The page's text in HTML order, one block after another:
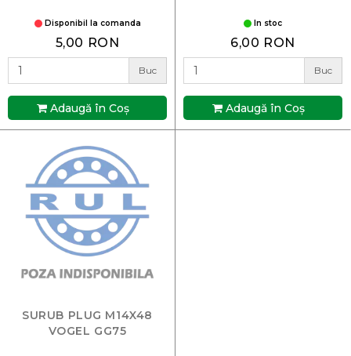
Disponibil la comanda
5,00 RON
Buc
Adaugă în Coş
In stoc
6,00 RON
Buc
Adaugă în Coş
SURUB PLUG M14X48
VOGEL GG75